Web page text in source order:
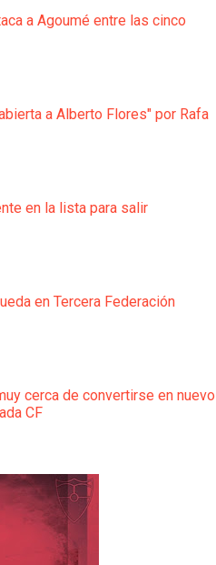
a Agoumé entre las cinco
a Alberto Flores" por Rafa
en la lista para salir
en Tercera Federación
cerca de convertirse en nuevo
CF